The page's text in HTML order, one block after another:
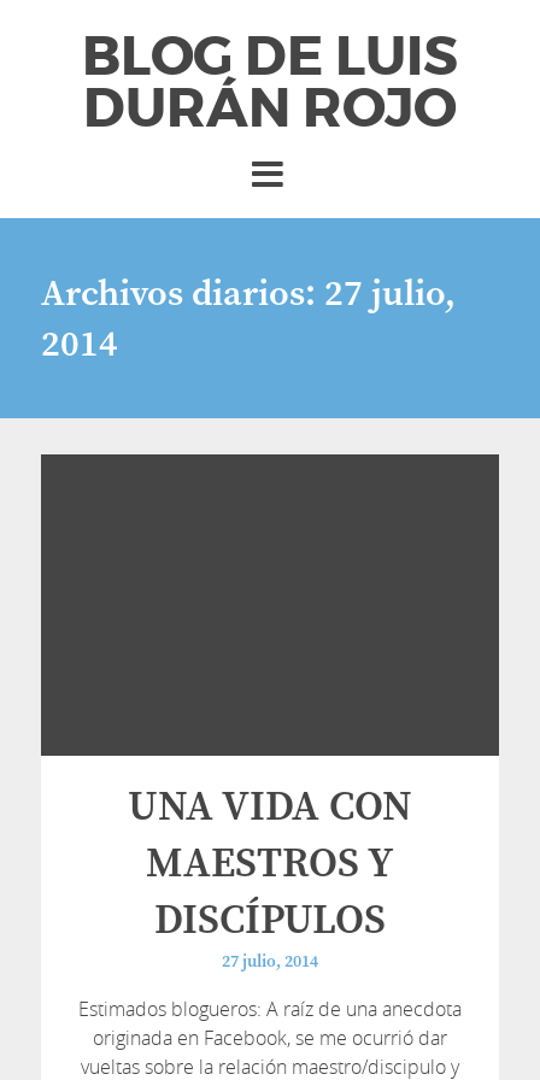
BLOG DE LUIS
DURÁN ROJO
Archivos diarios: 27 julio,
2014
UNA VIDA CON
MAESTROS Y
DISCÍPULOS
27 julio, 2014
Estimados blogueros: A raíz de una anecdota
originada en Facebook, se me ocurrió dar
vueltas sobre la relación maestro/discipulo y